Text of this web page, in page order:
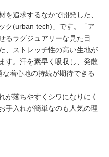
を追求するなかで開発した、
ク(urban tech)」です。「ア
るラグジュアリーな見た目
、ストレッチ性の高い生地が
す。汗を素早く吸収し、発散
着心地の持続が期待できる
が落ちやすくシワになりにく
手入れが簡単なのも人気の理